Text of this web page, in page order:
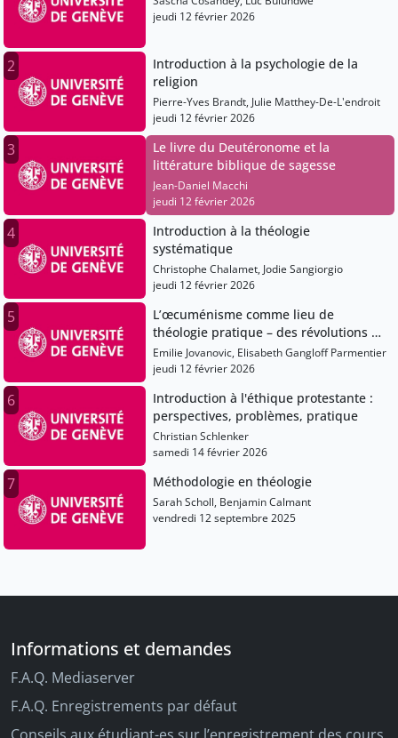
jeudi 12 février 2026
2
Introduction à la psychologie de la
religion
Pierre-Yves Brandt, Julie Matthey-De-L'endroit
jeudi 12 février 2026
3
Le livre du Deutéronome et la
littérature biblique de sagesse
Jean-Daniel Macchi
jeudi 12 février 2026
4
Introduction à la théologie
systématique
Christophe Chalamet, Jodie Sangiorgio
jeudi 12 février 2026
5
L’œcuménisme comme lieu de
théologie pratique – des révolutions et
des résistances en lien avec des temps
et des terrains
Emilie Jovanovic, Elisabeth Gangloff Parmentier
jeudi 12 février 2026
6
Introduction à l'éthique protestante :
perspectives, problèmes, pratique
Christian Schlenker
samedi 14 février 2026
7 Méthodologie en théologie
Sarah Scholl, Benjamin Calmant
vendredi 12 septembre 2025
Informations et demandes
F.A.Q. Mediaserver
F.A.Q. Enregistrements par défaut